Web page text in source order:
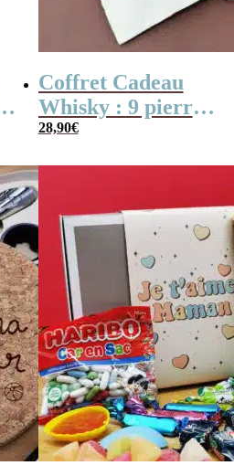
Coffret Cadeau
Whisky : 9 pierres
dans une boîte
Mon Papa
d’amour
28,90€